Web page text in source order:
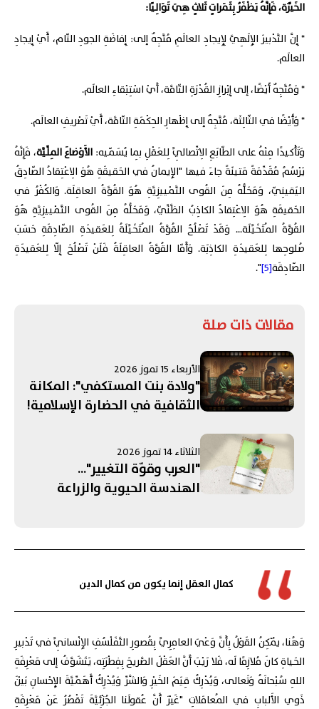
الخَيِّرَة، فَإِنَّهُ يَظْفَرُ بِثَمَراتٍ ثَلاثٍ هِيَ تَوَالِيًا:
* إِنَّ التَّدْبيرَ الإِلَهِيَّ لِإِيجادِ العالَمِ مُتَّجِهٌ إلى: إِفاضَةِ الجودِ التّام، أَيْ إِيجادِ
العالَم.
* وَمُتَّجِهٌ أَيْضًا، إلى إِبْرازِ القُدْرَةِ التّامَّة، أَيْ اسْتِبْقاءِ العالَم.
* وَأَيْضًا في الثّالِثَة، مُتَّجِهٌ إلى إِظْهارِ الحِكْمَةِ التّامَّة، أَيْ تَصْريفِ العالَم.
وَتَأْكيدًا مِنْهُ على الطّابَعِ الِاتِّصالِيِّ لِلعَقْلِ بِما يُسَمّيه: الأَوْضاعَ المِلِّيَّة، فَإِنَّهُ
يَرْسُمُ مُقَدِّمَةً مَتينَةً جاءَ فيها "الإِيمانُ في الحَقيقَةِ هُوَ الِاعْتِقادُ الصّادِقُ
اليَقينِيّ، وَمَحَلُّهُ مِنَ القُوى التَّمْييزِيَّةِ هُوَ القُوَّةُ العاقِلَة. وَالكُفْرُ في
الحَقيقَةِ هُوَ الِاعْتِقادُ الكاذِبُ الظَّنِّيّ، وَمَحَلُّهُ مِنَ القُوى التَّمْييزِيَّةِ هُوَ
القُوَّةُ المُتَخَيِّلَة... وَقَدْ تَصْلُحُ القُوَّةُ المُتَخَيِّلَةُ لِلعَقيدَةِ الصّادِقَةِ حَسَبَ
صُلوحِها لِلعَقيدَةِ الكاذِبَة. وَأَمّا القُوَّةُ العاقِلَةُ فَلَنْ تَصْلُحَ إِلّا لِلعَقيدَةِ
الصّادِقَة[5]
".
مقالات ذات صلة
الأربعاء 15 تموز 2026
"ولادة بنت المستكفي": المكانة
الثقافية في الحضارة الإسلامية!
الثلاثاء 14 تموز 2026
"العرب وقوّة التغيير"...
الهندسة الحيوية والزراعة
كمال العقل إنما يكون من كمال الدين
وَهُنا، يُمْكِنُ القَوْلُ بِأَنَّ وَعْيَ العامِرِيِّ بِقُصورِ التَّفَلْسُفِ الإِنْسانِيِّ في تَدْبيرِ
الحَياةِ كانَ مُلازِمًا لَه، فَلا رَيْبَ أَنَّ العَقْلَ الصَّريحَ بِفِطْرَتِه، يَتَشَوَّفُ إلى مَعْرِفَةِ
اللهِ سُبْحانَهُ وَتَعالى، وَيُدْرِكُ قِيَمَ الخَيْرِ وَالشَّرِّ وَيُدْرِكُ أَهَمِّيَّةَ الإِحْسانِ بَيْنَ
ذَوي الأَلبابِ في المُعامَلاتِ "غَيْرَ أَنَّ عُقولَنا الجُزْئِيَّةَ تَقْصُرُ عَنْ مَعْرِفَةِ